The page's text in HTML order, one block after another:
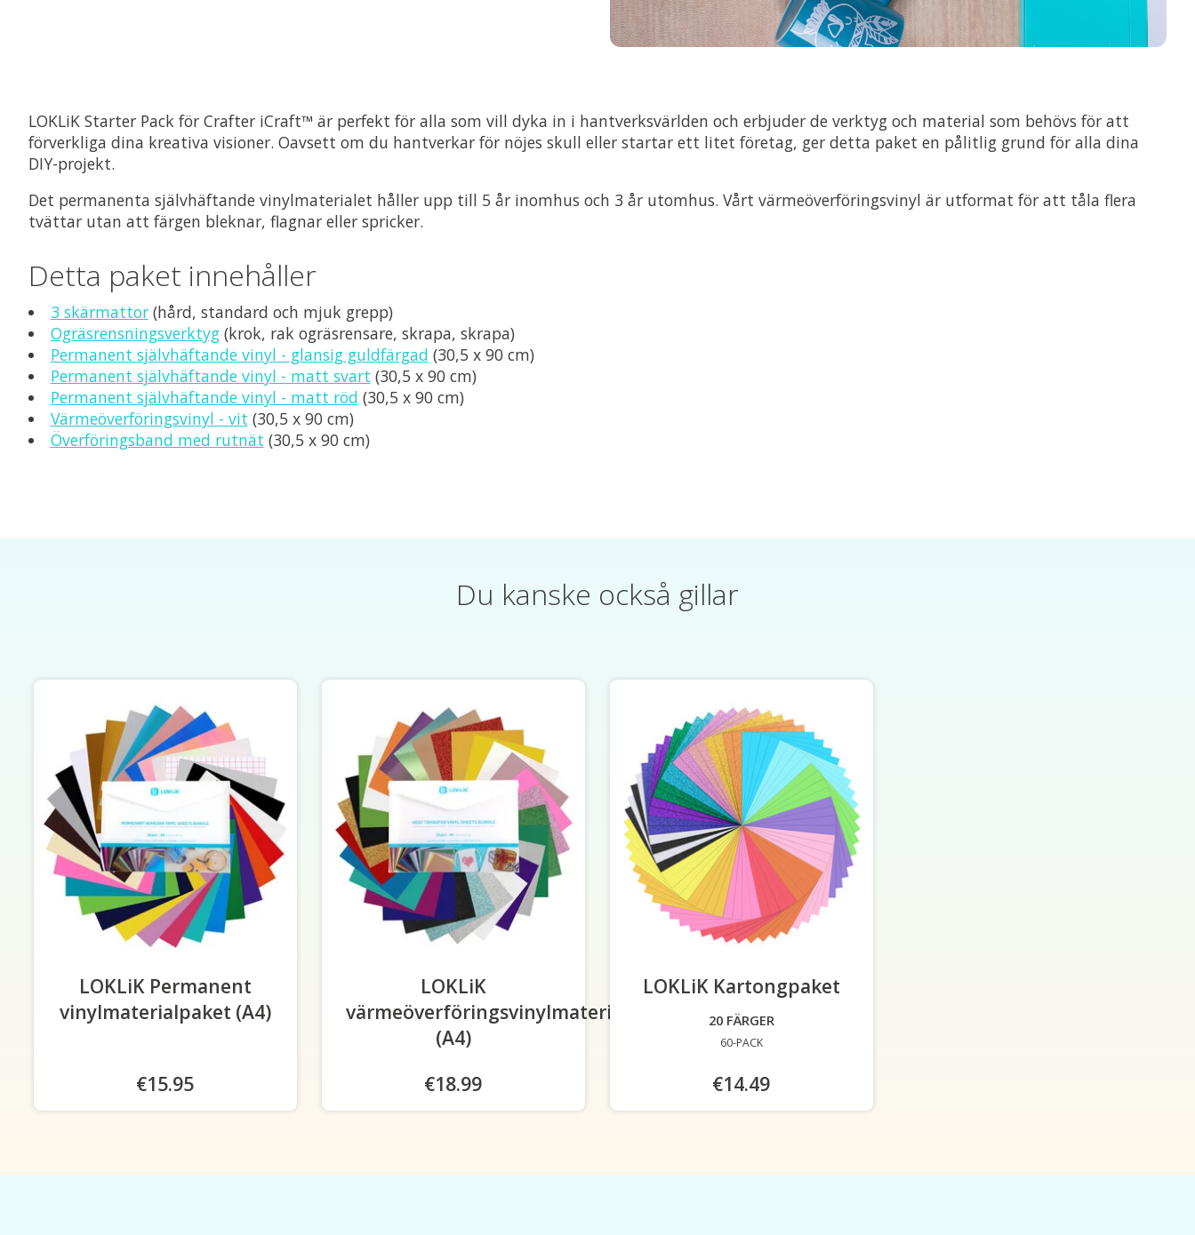
LOKLiK Starter Pack för Crafter iCraft™ är perfekt för alla som vill dyka in i hantverksvärlden och erbjuder de verktyg och material som behövs för att
förverkliga dina kreativa visioner. Oavsett om du hantverkar för nöjes skull eller startar ett litet företag, ger detta paket en pålitlig grund för alla dina
DIY-projekt.
Det permanenta självhäftande vinylmaterialet håller upp till 5 år inomhus och 3 år utomhus. Vårt värmeöverföringsvinyl är utformat för att tåla flera
tvättar utan att färgen bleknar, flagnar eller spricker.
Detta paket innehåller
3 skärmattor(hård, standard och mjuk grepp)
Ogräsrensningsverktyg(krok, rak ogräsrensare, skrapa, skrapa)
Permanent självhäftande vinyl - glansig guldfärgad (30,5 x 90 cm)
Permanent självhäftande vinyl - matt svart (30,5 x 90 cm)
Permanent självhäftande vinyl - matt röd (30,5 x 90 cm)
Värmeöverföringsvinyl - vit (30,5 x 90 cm)
Överföringsband med rutnät (30,5 x 90 cm)
Du kanske också gillar
LOKLiK Permanent
vinylmaterialpaket (A4)
€15.95
LOKLiK
värmeöverföringsvinylmaterialpaket
(A4)
€18.99
LOKLiK Kartongpaket
20 FÄRGER
60-PACK
€14.49